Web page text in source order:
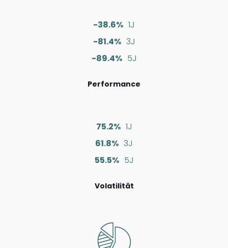
-38.6% 1J
-81.4% 3J
-89.4% 5J
Performance
75.2% 1J
61.8% 3J
55.5% 5J
Volatilität